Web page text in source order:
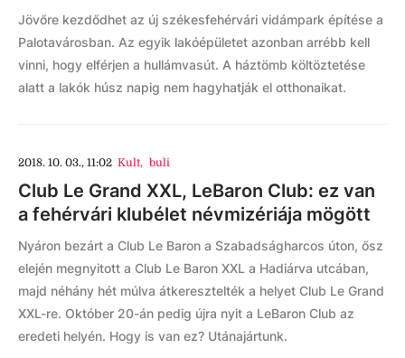
Jövőre kezdődhet az új székesfehérvári vidámpark építése a
Palotavárosban. Az egyik lakóépületet azonban arrébb kell
vinni, hogy elférjen a hullámvasút. A háztömb költöztetése
alatt a lakók húsz napig nem hagyhatják el otthonaikat.
2018. 10. 03., 11:02 Kult, buli
Club Le Grand XXL, LeBaron Club: ez van
a fehérvári klubélet névmizériája mögött
Nyáron bezárt a Club Le Baron a Szabadságharcos úton, ősz
elején megnyitott a Club Le Baron XXL a Hadiárva utcában,
majd néhány hét múlva átkeresztelték a helyet Club Le Grand
XXL-re. Október 20-án pedig újra nyit a LeBaron Club az
eredeti helyén. Hogy is van ez? Utánajártunk.